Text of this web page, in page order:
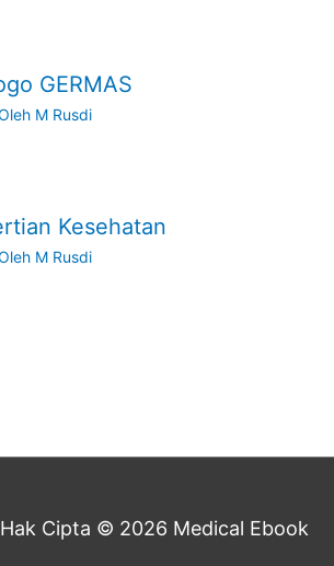
GERMAS
M Rusdi
Kesehatan
M Rusdi
Hak Cipta © 2026 Medical Ebook